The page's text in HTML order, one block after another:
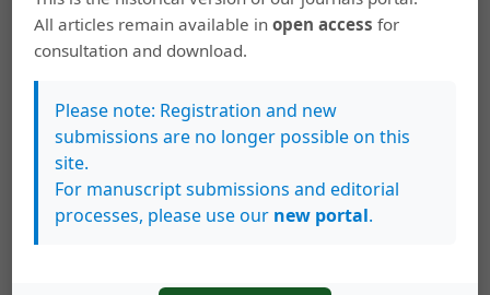
Vol. 14 Núm. 1 (2022)
enero 1, 2022
All articles remain available inopen access for
consultation and download.
Please note: Registration and new
submissions are no longer possible on this
site.
For manuscript submissions and editorial
processes, please use our new portal.